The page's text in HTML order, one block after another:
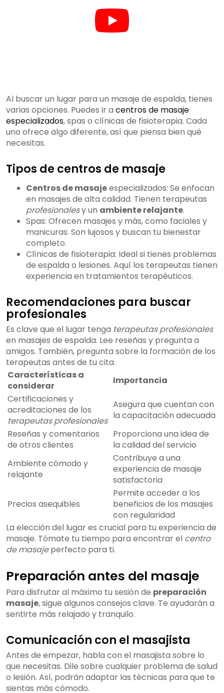
Al buscar un lugar para un masaje de espalda, tienes
varias opciones. Puedes ir a centros de masaje
especializados, spas o clínicas de fisioterapia. Cada
uno ofrece algo diferente, así que piensa bien qué
necesitas.
Tipos de centros de masaje
Centros de masajeespecializados: Se enfocan
en masajes de alta calidad. Tienen terapeutas
profesionalesy un ambiente relajante.
Spas: Ofrecen masajes y más, como faciales y
manicuras. Son lujosos y buscan tu bienestar
completo.
Clínicas de fisioterapia: Ideal si tienes problemas
de espalda o lesiones. Aquí los terapeutas tienen
experiencia en tratamientos terapéuticos.
Recomendaciones para buscar
profesionales
Es clave que el lugar tenga terapeutas profesionales
en masajes de espalda. Lee reseñas y pregunta a
amigos. También, pregunta sobre la formación de los
terapeutas antes de tu cita.
Características a
considerar
Importancia
Certificaciones y
acreditaciones de los
terapeutas profesionales
Asegura que cuentan con
la capacitación adecuada
Reseñas y comentarios
de otros clientes
Proporciona una idea de
la calidad del servicio
Ambiente cómodo y
relajante
Contribuye a una
experiencia de masaje
satisfactoria
Precios asequibles
Permite acceder a los
beneficios de los masajes
con regularidad
La elección del lugar es crucial para tu experiencia de
masaje. Tómate tu tiempo para encontrar el centro
de masajeperfecto para ti.
Preparación antes del masaje
Para disfrutar al máximo tu sesión de preparación
masaje, sigue algunos consejos clave. Te ayudarán a
sentirte más relajado y tranquilo.
Comunicación con el masajista
Antes de empezar, habla con el masajista sobre lo
que necesitas. Dile sobre cualquier problema de salud
o lesión. Así, podrán adaptar las técnicas para que te
sientas más cómodo.